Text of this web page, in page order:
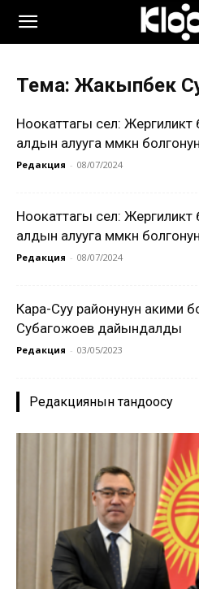
Тема: Жакыпбек
Ноокаттагы сел:
алдын алууга мүмкүн
Редакция - 08/07/2024
Ноокаттагы сел:
алдын алууга мүмкүн
Редакция - 08/07/2024
Кара-Суу районунун акими
Субагожоев дайындалды
Редакция - 03/05/2023
Редакциянын тандоосу